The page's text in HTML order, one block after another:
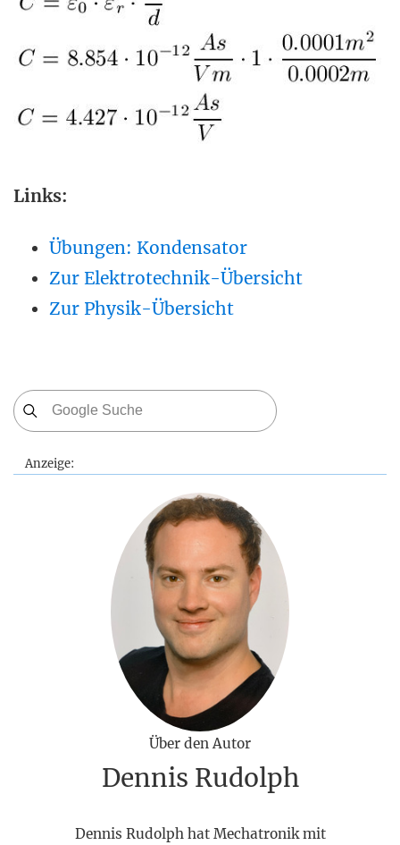
Links:
Übungen: Kondensator
Zur Elektrotechnik-Übersicht
Zur Physik-Übersicht
Anzeige:
Über den Autor
Dennis Rudolph
Dennis Rudolph hat Mechatronik mit